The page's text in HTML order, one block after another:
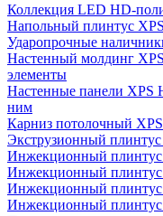
Коллекция LED HD-
Напольный плинтус
Ударопрочные
Настенный молдинг
элементы
Настенные панели XPS
ним
Карниз потолочный
Экструзионный
Инжекционный плинтус
Инжекционный плинтус
Инжекционный
Инжекционный